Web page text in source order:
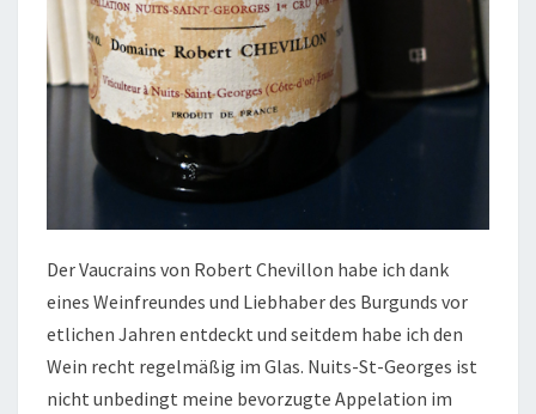
Der Vaucrains von Robert Chevillon habe ich dank
eines Weinfreundes und Liebhaber des Burgunds vor
etlichen Jahren entdeckt und seitdem habe ich den
Wein recht regelmäßig im Glas. Nuits-St-Georges ist
nicht unbedingt meine bevorzugte Appelation im